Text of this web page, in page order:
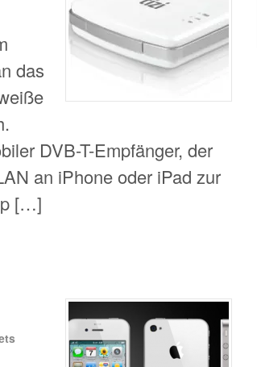
das
DVB-T-Empfänger, der
an iPhone oder iPad zur
[…]